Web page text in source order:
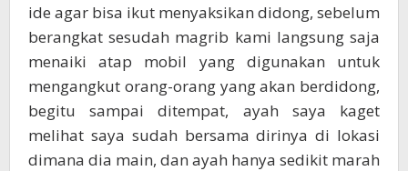
ide agar bisa ikut menyaksikan didong, sebelum
berangkat sesudah magrib kami langsung saja
menaiki atap mobil yang digunakan untuk
mengangkut orang-orang yang akan berdidong,
begitu sampai ditempat, ayah saya kaget
melihat saya sudah bersama dirinya di lokasi
dimana dia main, dan ayah hanya sedikit marah